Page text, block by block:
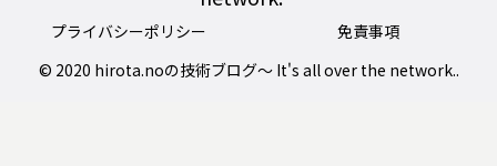
プライバシーポリシー
免責事項
© 2020 hirota.noの技術ブログ〜 It's all over the network..